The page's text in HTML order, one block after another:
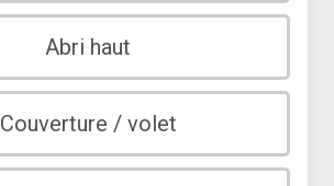
Abri haut
Couverture / volet